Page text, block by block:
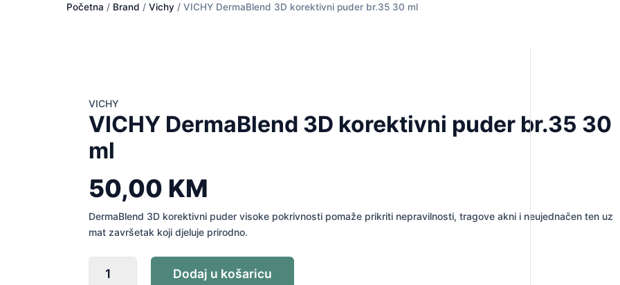
Početna / Brand / Vichy / VICHY DermaBlend 3D korektivni puder br.35 30 ml
VICHY
VICHY DermaBlend 3D korektivni puder br.35 30
ml
50,00 KM
DermaBlend 3D korektivni puder visoke pokrivnosti pomaže prikriti nepravilnosti, tragove akni i neujednačen ten uz
mat završetak koji djeluje prirodno.
DermaBlend
Dodaj u košaricu